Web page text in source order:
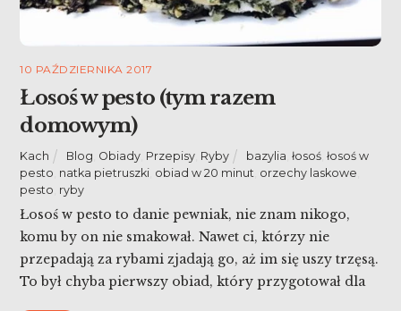
10 PAŹDZIERNIKA 2017
Łosoś w pesto (tym razem
domowym)
Kach Blog Obiady Przepisy Ryby bazylia ,łosoś ,łosoś w
pesto natka pietruszki obiad w 20 minut orzechy laskowe
pesto ryby
Łosoś w pesto to danie pewniak, nie znam nikogo,
komu by on nie smakował. Nawet ci, którzy nie
przepadają za rybami zjadają go, aż im się uszy trzęsą.
To był chyba pierwszy obiad, który przygotował dla